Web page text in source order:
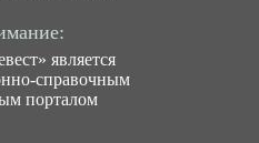
является
справочным
порталом